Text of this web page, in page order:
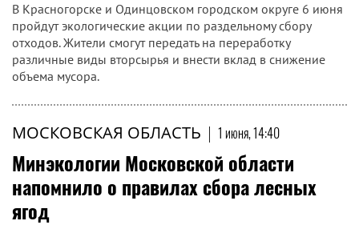
В Красногорске и Одинцовском городском округе 6 июня
пройдут экологические акции по раздельному сбору
отходов. Жители смогут передать на переработку
различные виды вторсырья и внести вклад в снижение
объема мусора.
МОСКОВСКАЯ ОБЛАСТЬ | 1 июня, 14:40
Минэкологии Московской области
напомнило о правилах сбора лесных
ягод